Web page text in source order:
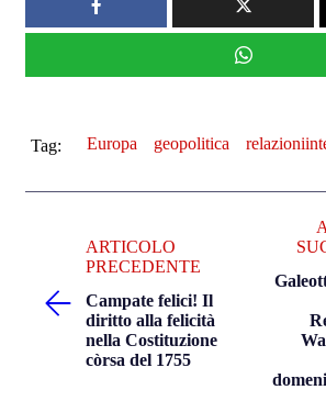
Tag: Europa geopolitica
ARTICOLO
PRECEDENTE
Campate felici! Il
diritto alla felicità
nella Costituzione
còrsa del 1755